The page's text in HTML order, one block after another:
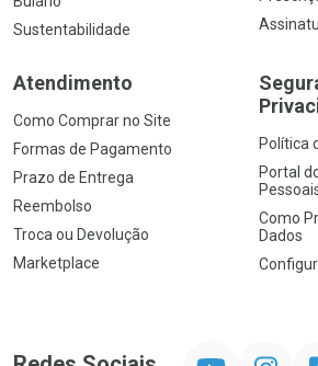
Sustentabilidade
Atendimento
Como Comprar no Site
Formas de Pagamento
Prazo de Entrega
Reembolso
Troca ou Devolução
Marketplace
Política
Portal
Como
Dados
Instagram